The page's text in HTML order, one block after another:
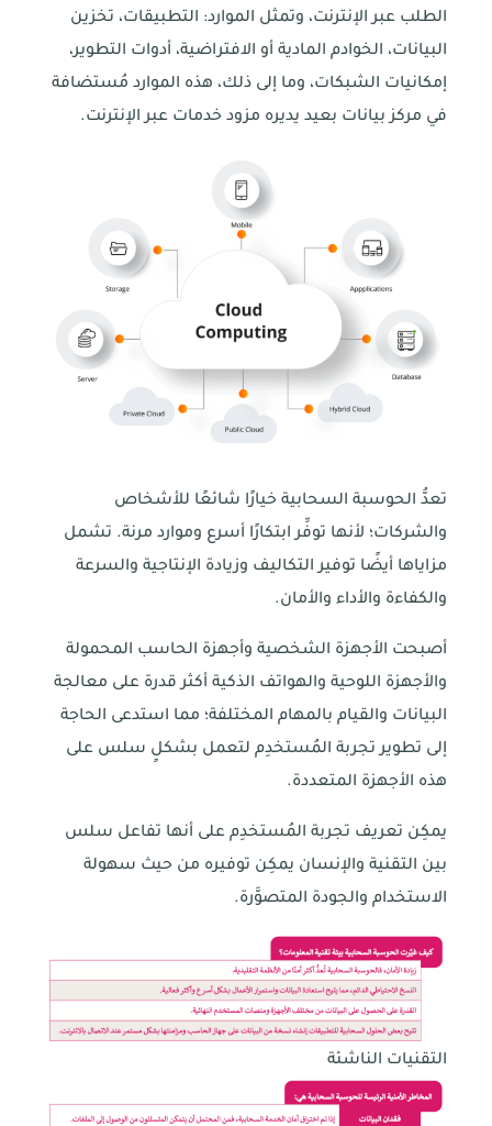
الطلب عبر الإنترنت، وتمثل الموارد: التطبيقات، تخزين
البيانات، الخوادم المادية أو الافتراضية، أدوات التطوير،
إمكانيات الشبكات، وما إلى ذلك، هذه الموارد مُستضافة
في مركز بيانات بعيد يديره مزود خدمات عبر الإنترنت.
تعدُّ الحوسبة السحابية خيارًا شائعًا للأشخاص
والشركات؛ لأنها توفِّر ابتكارًا أسرع وموارد مرنة. تشمل
مزاياها أيضًا توفير التكاليف وزيادة الإنتاجية والسرعة
والكفاءة والأداء والأمان.
أصبحت الأجهزة الشخصية وأجهزة الحاسب المحمولة
والأجهزة اللوحية والهواتف الذكية أكثر قدرة على معالجة
البيانات والقيام بالمهام المختلفة؛ مما استدعى الحاجة
إلى تطوير تجربة المُستخدِم لتعمل بشكلٍ سلس على
هذه الأجهزة المتعددة.
يمكِن تعريف تجربة المُستخدِم على أنها تفاعل سلس
بين التقنية والإنسان يمكِن توفيره من حيث سهولة
الاستخدام والجودة المتصوَّرة.
التقنيات الناشئة